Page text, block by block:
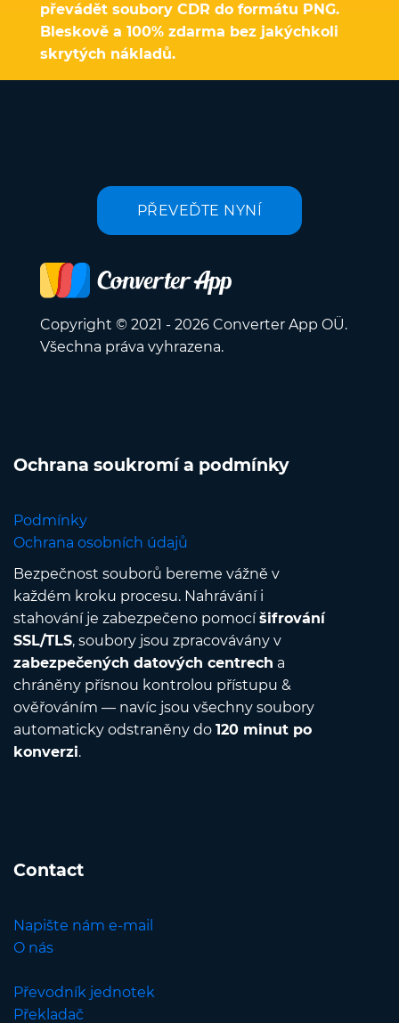
převádět soubory CDR do formátu PNG.
Bleskově a 100% zdarma bez jakýchkoli
skrytých nákladů.
PŘEVEĎTE NYNÍ
Copyright © 2021 - 2026 Converter App OÜ.
Všechna práva vyhrazena.
Ochrana soukromí a podmínky
Podmínky
Ochrana osobních údajů
Bezpečnost souborů bereme vážně v
každém kroku procesu. Nahrávání i
stahování je zabezpečeno pomocíšifrování
SSL/TLS, soubory jsou zpracovávány v
zabezpečených datových centrech a
chráněny přísnou kontrolou přístupu &
ověřováním — navíc jsou všechny soubory
automaticky odstraněny do 120 minut po
konverzi.
Contact
Napište nám e-mail
O nás
Převodník jednotek
Překladač